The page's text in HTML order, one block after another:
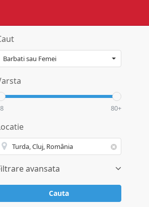
80+
avansata
Cauta